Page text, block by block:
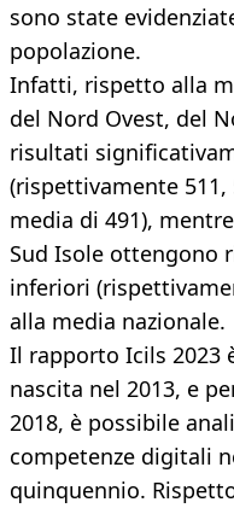
sono state
popolazione.
Infatti, rispetto alla
del Nord Ovest, del
risultati
(rispettivamente 511,
media di 491),
Sud Isole ottengono
inferiori
alla media nazionale.
Il rapporto Icils 2023
nascita nel 2013, e
2018, è possibile
competenze digitali
quinquennio.